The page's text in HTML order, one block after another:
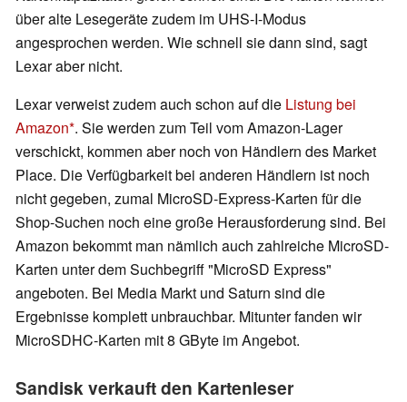
über alte Lesegeräte zudem im UHS-I-Modus
angesprochen werden. Wie schnell sie dann sind, sagt
Lexar aber nicht.
Lexar verweist zudem auch schon auf die Listung bei
Amazon . Sie werden zum Teil vom Amazon-Lager
verschickt, kommen aber noch von Händlern des Market
Place. Die Verfügbarkeit bei anderen Händlern ist noch
nicht gegeben, zumal MicroSD-Express-Karten für die
Shop-Suchen noch eine große Herausforderung sind. Bei
Amazon bekommt man nämlich auch zahlreiche MicroSD-
Karten unter dem Suchbegriff "MicroSD Express"
angeboten. Bei Media Markt und Saturn sind die
Ergebnisse komplett unbrauchbar. Mitunter fanden wir
MicroSDHC-Karten mit 8 GByte im Angebot.
Sandisk verkauft den Kartenleser